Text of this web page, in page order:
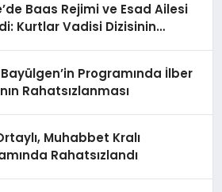
Baas Rejimi ve Esad Ailesi
Kurtlar Vadisi Dizisinin
Programında İlber
Rahatsızlanması
Muhabbet Kralı
Rahatsızlandı